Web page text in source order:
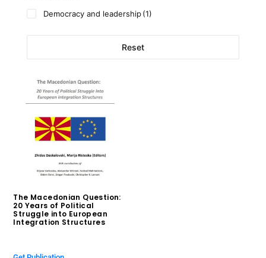
Democracy and leadership (1)
Reset
The Macedonian Question:
20 Years of Political
Struggle into European
Integration Structures